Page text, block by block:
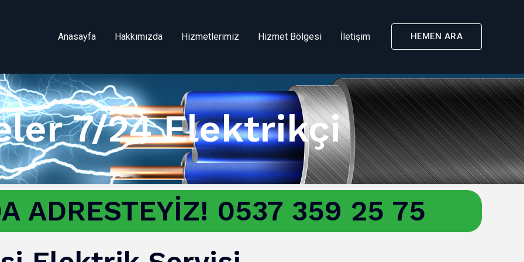
Anasayfa
Hakkımızda Hizmetlerimiz Hizmet Bölgesi İletişim HEMEN ARA
7/24 Elektrikçi
ADRESTEYİZ! 0537 359 25 75